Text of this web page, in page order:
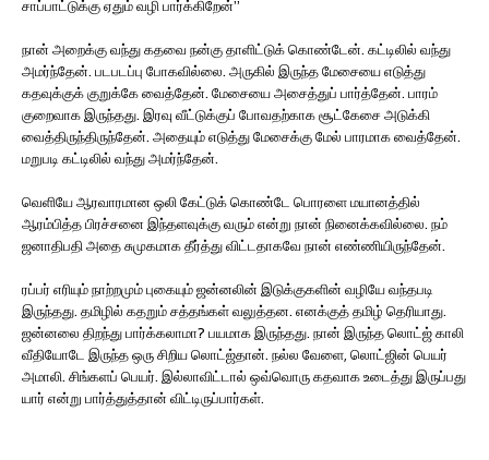
சாப்பாட்டுக்கு ஏதும் வழி பார்க்கிறேன்”
நான் அறைக்கு வந்து கதவை நன்கு தாளிட்டுக் கொண்டேன். கட்டிலில் வந்து
அமர்ந்தேன். படபடப்பு போகவில்லை. அருகில் இருந்த மேசையை எடுத்து
கதவுக்குக் குறுக்கே வைத்தேன். மேசையை அசைத்துப் பார்த்தேன். பாரம்
குறைவாக இருந்தது. இரவு வீட்டுக்குப் போவதற்காக சூட்கேசை அடுக்கி
வைத்திருந்திருந்தேன். அதையும் எடுத்து மேசைக்கு மேல் பாரமாக வைத்தேன்.
மறுபடி கட்டிலில் வந்து அமர்ந்தேன்.
வெளியே ஆரவாரமான ஒலி கேட்டுக் கொண்டே பொரளை மயானத்தில்
ஆரம்பித்த பிரச்சனை இந்தளவுக்கு வரும் என்று நான் நினைக்கவில்லை. நம்
ஜனாதிபதி அதை சுமுகமாக தீர்த்து விட்டதாகவே நான் எண்ணியிருந்தேன்.
ரப்பர் எரியும் நாற்றமும் புகையும் ஜன்னலின் இடுக்குகளின் வழியே வந்தபடி
இருந்தது. தமிழில் கதறும் சத்தங்கள் வலுத்தன. எனக்குத் தமிழ் தெரியாது.
ஜன்னலை திறந்து பார்க்கலாமா? பயமாக இருந்தது. நான் இருந்த லொட்ஜ் காலி
வீதியோடே இருந்த ஒரு சிறிய லொட்ஜ்தான். நல்ல வேளை, லொட்ஜின் பெயர்
அமாலி. சிங்களப் பெயர். இல்லாவிட்டால் ஒவ்வொரு கதவாக உடைத்து இருப்பது
யார் என்று பார்த்துத்தான் விட்டிருப்பார்கள்.